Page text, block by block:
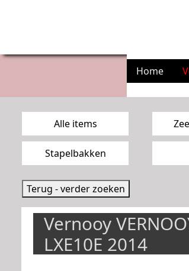
Home
Zoekpagina menu
Alle items
Stapelbakken
Terug - verder zoeken
Vernooy
LXE10E 2014